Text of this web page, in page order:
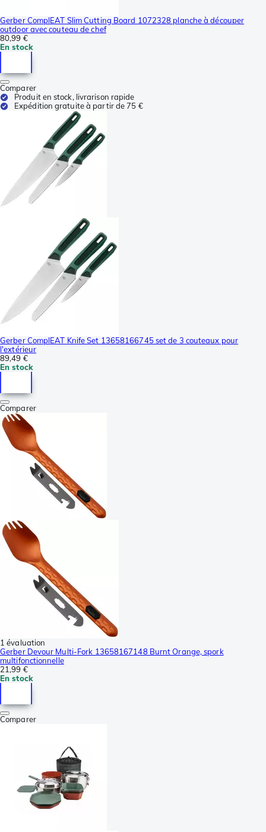
Gerber ComplEAT Slim Cutting Board 1072328 planche à découper
outdoor avec couteau de chef
80,99 €
En stock
Comparer
Produit en stock, livrarison rapide
Expédition gratuite à partir de 75 €
Gerber ComplEAT Knife Set 13658166745 set de 3 couteaux pour
l'extérieur
89,49 €
En stock
Comparer
1 évaluation
Gerber Devour Multi-Fork 13658167148 Burnt Orange, spork
multifonctionnelle
21,99 €
En stock
Comparer